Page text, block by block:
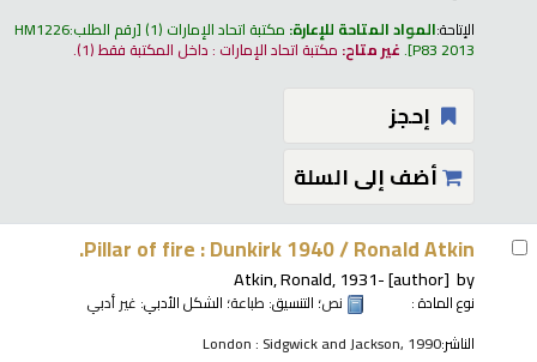
الإتاحة:المواد المتاحة للإعارة: مكتبة اتحاد الإمارات (1) رقم الطلب:HM1226
P83 2013
.غير متاح: مكتبة اتحاد الإمارات : داخل المكتبة فقط(1).
إحجز
أضف إلى السلة
Pillar of fire : Dunkirk 1940 /Ronald Atkin.
by
Atkin, Ronald, 1931-[author]
نوع المادة : نص؛ التنسيق: طباعة؛ الشكل الأدبي: غير أدبي
الناشر:London : Sidgwick and Jackson, 1990